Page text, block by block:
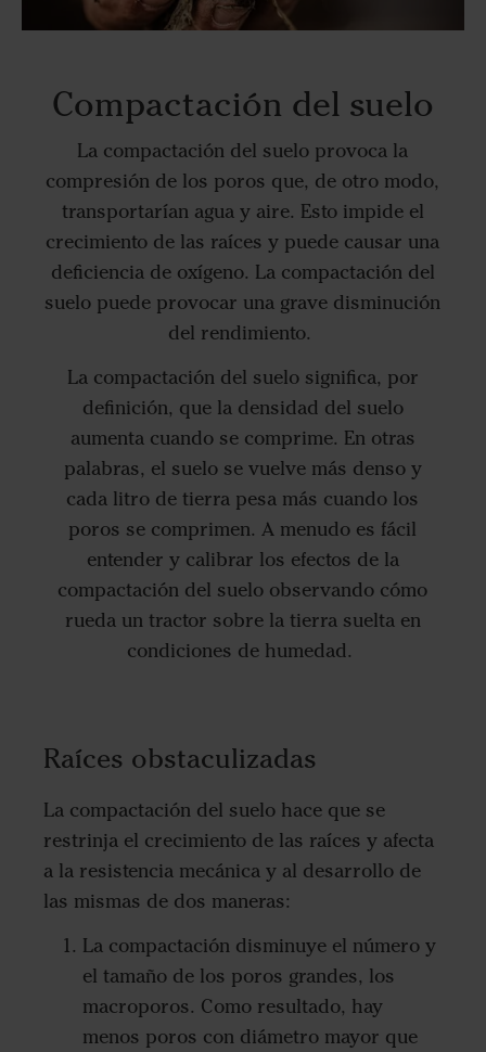
Compactación del suelo
La compactación del suelo provoca la
compresión de los poros que, de otro modo,
transportarían agua y aire. Esto impide el
crecimiento de las raíces y puede causar una
deficiencia de oxígeno. La compactación del
suelo puede provocar una grave disminución
del rendimiento.
La compactación del suelo significa, por
definición, que la densidad del suelo
aumenta cuando se comprime. En otras
palabras, el suelo se vuelve más denso y
cada litro de tierra pesa más cuando los
poros se comprimen. A menudo es fácil
entender y calibrar los efectos de la
compactación del suelo observando cómo
rueda un tractor sobre la tierra suelta en
condiciones de humedad.
Raíces obstaculizadas
La compactación del suelo hace que se
restrinja el crecimiento de las raíces y afecta
a la resistencia mecánica y al desarrollo de
las mismas de dos maneras:
La compactación disminuye el número y
el tamaño de los poros grandes, los
macroporos. Como resultado, hay
menos poros con diámetro mayor que